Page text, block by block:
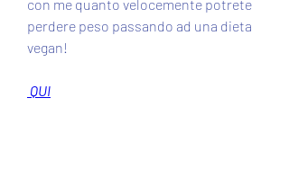
con me quanto velocemente potrete
perdere peso passando ad una dieta
vegan!
QUI